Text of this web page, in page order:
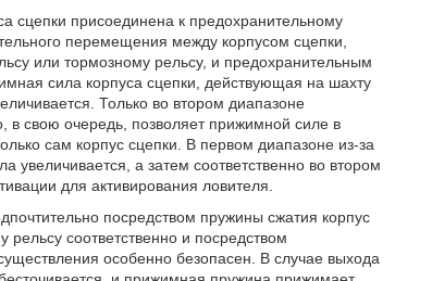
сцепки присоединена к предохранительному
перемещения между корпусом сцепки,
или тормозному рельсу, и предохранительным
сила корпуса сцепки, действующая на шахту
Только во втором диапазоне
в свою очередь, позволяет прижимной силе в
сам корпус сцепки. В первом диапазоне из-за
увеличивается, а затем соответственно во втором
для активирования ловителя.
посредством пружины сжатия корпус
соответственно и посредством
особенно безопасен. В случае выхода